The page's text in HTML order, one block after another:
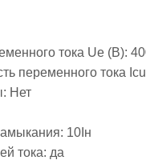
тока Ue (В):
переменного тока
Нет
10Iн
тока: да